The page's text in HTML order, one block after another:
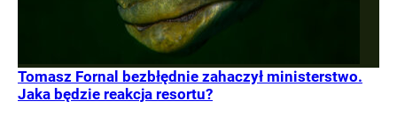
Tomasz Fornal bezbłędnie zahaczył ministerstwo.
Jaka będzie reakcja resortu?